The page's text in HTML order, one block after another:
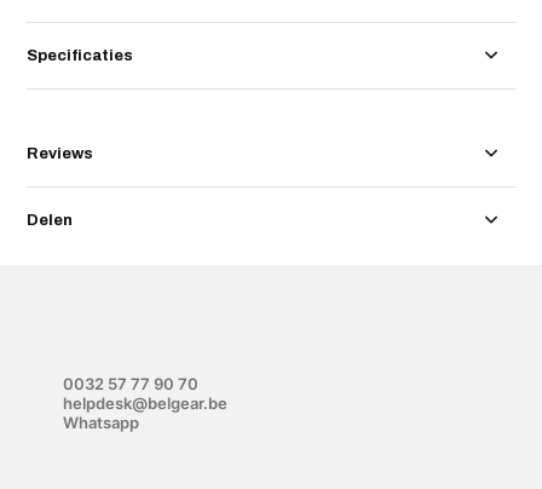
Specificaties
Reviews
Delen
0032 57 77 90 70
helpdesk@belgear.be
Whatsapp